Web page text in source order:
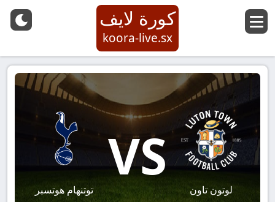
كورة لايف
koora-live.sx
لوتون تاون
VS
توتنهام هوتسبر